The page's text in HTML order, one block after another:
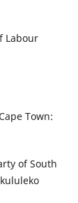
Labour
Town:
of South